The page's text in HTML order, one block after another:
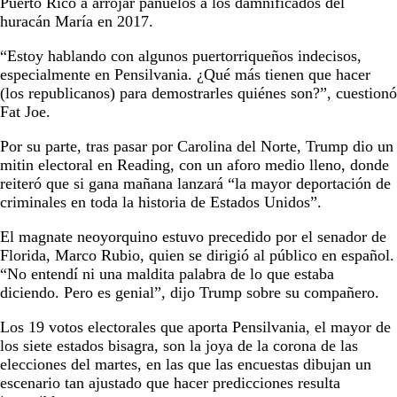
huracán María en 2017.
“Estoy hablando con algunos puertorriqueños indecisos,
especialmente en Pensilvania. ¿Qué más tienen que hacer
(los republicanos) para demostrarles quiénes son?”, cuestionó
Fat Joe.
Por su parte, tras pasar por Carolina del Norte, Trump dio un
mitin electoral en Reading, con un aforo medio lleno, donde
reiteró que si gana mañana lanzará “la mayor deportación de
criminales en toda la historia de Estados Unidos”.
El magnate neoyorquino estuvo precedido por el senador de
Florida, Marco Rubio, quien se dirigió al público en español.
“No entendí ni una maldita palabra de lo que estaba
diciendo. Pero es genial”, dijo Trump sobre su compañero.
Los 19 votos electorales que aporta Pensilvania, el mayor de
los siete estados bisagra, son la joya de la corona de las
elecciones del martes, en las que las encuestas dibujan un
escenario tan ajustado que hacer predicciones resulta